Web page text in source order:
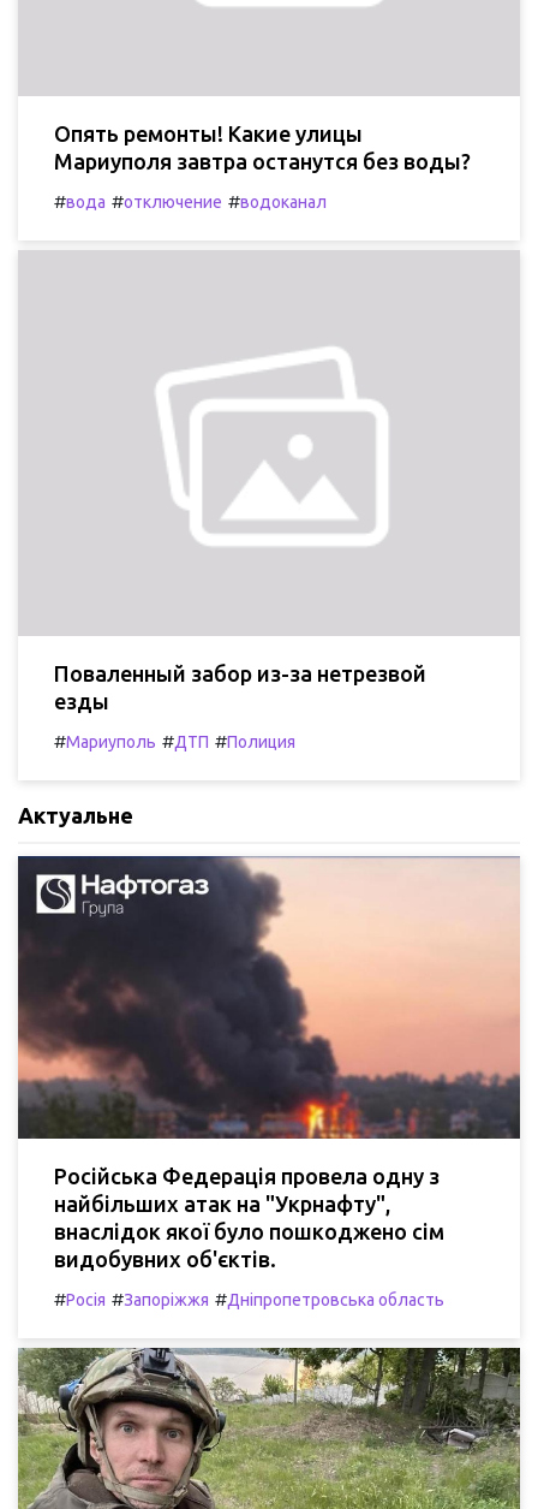
Опять ремонты! Какие улицы
Мариуполя завтра останутся без воды?
#вода #отключение #водоканал
Поваленный забор из-за нетрезвой
езды
#Мариуполь #ДТП #Полиция
Актуальне
Російська Федерація провела одну з
найбільших атак на "Укрнафту",
внаслідок якої було пошкоджено сім
видобувних об'єктів.
#Росія #Запоріжжя #Дніпропетровська область